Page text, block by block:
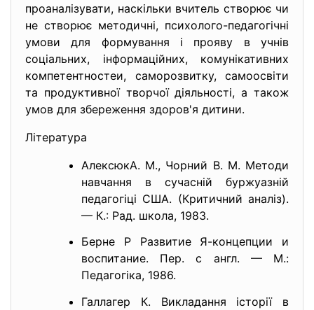
проаналізувати, наскільки вчитель створює чи
не створює методичні, психолого-педагогічні
умови для формування і прояву в учнів
соціальних, інформаційних, комунікативних
компетентностеи, саморозвитку, самоосвіти
та продуктивної творчої діяльності, а також
умов для збереження здоров'я дитини.
Література
АлексюкА. М., Чорний В. М. Методи
навчання в сучасній буржуазній
педагогіці США. (Критичний аналіз).
— К.: Рад. школа, 1983.
Берне Р Развитие Я-концепции и
воспитание. Пер. с англ. — М.:
Педагогіка, 1986.
Галлагер К. Викладання історії в